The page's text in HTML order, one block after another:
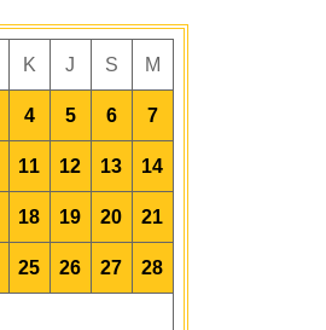
K J S M
4 5 6 7
11 12 13 14
18 19 20 21
25 26 27 28